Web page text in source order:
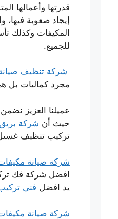
قدرتها وأعمالها
إيجاد صعوبة فيها،
المكيفات وكذلك
للجميع.
شركة تنظيف
مجرد كماليات بل
عميلنا العزيز
حيث أن شركة
تركيب تنظيف
شركة صيانة
افضل شركة فك
يد افضل فنى
شركة صيانة